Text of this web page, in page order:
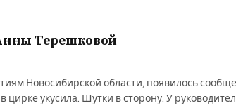
Терешковой
Новосибирской области, появилось
цирке укусила. Шутки в сторону. У